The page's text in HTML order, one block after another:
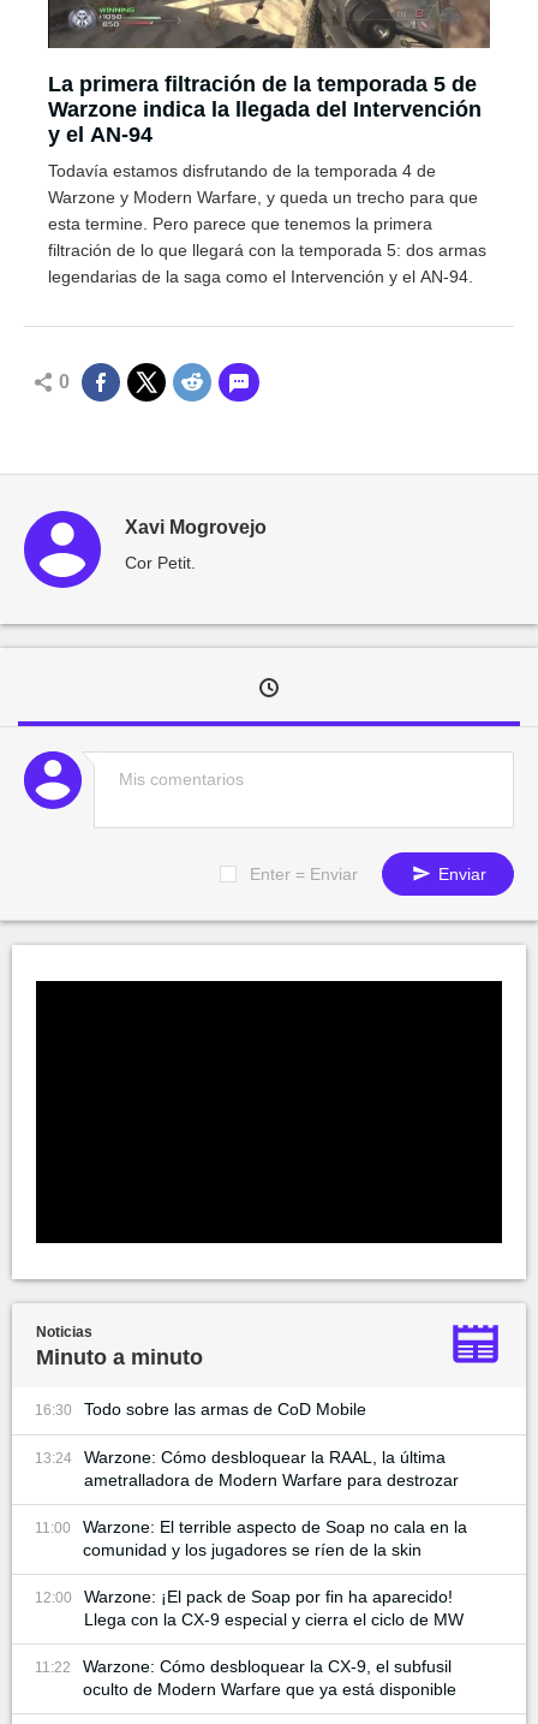
La primera filtración de la temporada 5 de
Warzone indica la llegada del Intervención
y el AN-94
Todavía estamos disfrutando de la temporada 4 de
Warzone y Modern Warfare, y queda un trecho para que
esta termine. Pero parece que tenemos la primera
filtración de lo que llegará con la temporada 5: dos armas
legendarias de la saga como el Intervención y el AN-94.
0
Xavi Mogrovejo
Cor Petit.
Enter = Enviar Enviar
Noticias
Minuto a minuto
16:30 Todo sobre las armas de CoD Mobile
13:24
Warzone: Cómo desbloquear la RAAL, la última
ametralladora de Modern Warfare para destrozar
11:00
Warzone: El terrible aspecto de Soap no cala en la
comunidad y los jugadores se ríen de la skin
12:00
Warzone: ¡El pack de Soap por fin ha aparecido!
Llega con la CX-9 especial y cierra el ciclo de MW
11:22
Warzone: Cómo desbloquear la CX-9, el subfusil
oculto de Modern Warfare que ya está disponible